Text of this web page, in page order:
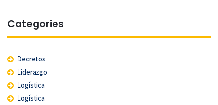
Categories
Decretos
Liderazgo
Logística
Logística